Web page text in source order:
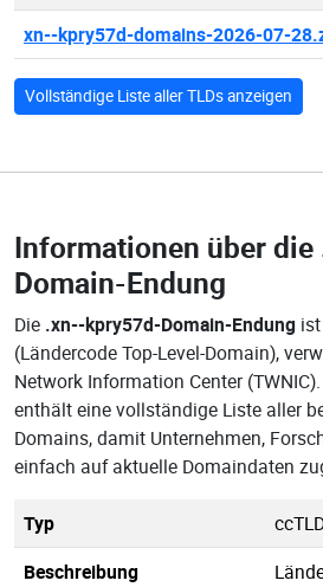
xn--kpry57d-domains-2026-07-
Vollständige Liste aller TLDs anzeigen
Informationen über die
Domain-Endung
Die .xn--kpry57d-Domain-Endung
(Ländercode Top-Level-Domain),
Network Information Center
enthält eine vollständige Liste aller
Domains, damit Unternehmen,
einfach auf aktuelle Domaindaten
Typ
Beschreibung